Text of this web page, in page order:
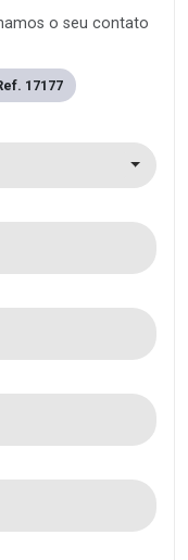
o seu contato
17177